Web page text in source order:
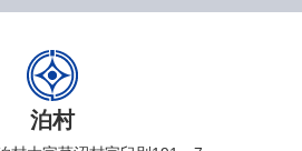
泊村